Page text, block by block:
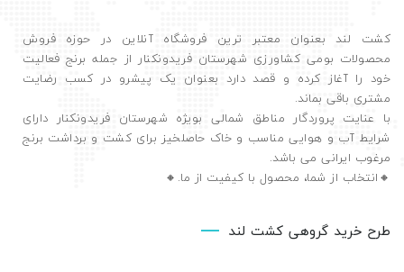
کشت لند بعنوان معتبر ترین فروشگاه آنلاین در حوزه فروش
محصولات بومی کشاورزی شهرستان فریدونکنار از جمله برنج فعالیت
خود را آغاز کرده و قصد دارد بعنوان یک پیشرو در کسب رضایت
مشتری باقی بماند.
با عنایت پروردگار مناطق شمالی بویژه شهرستان فریدونکنار دارای
شرایط آب و هوایی مناسب و خاک حاصلخیز برای کشت و برداشت برنج
مرغوب ایرانی می باشد.
🔸️انتخاب از شما، محصول با کیفیت از ما.🔸️
طرح خرید گروهی کشت لند